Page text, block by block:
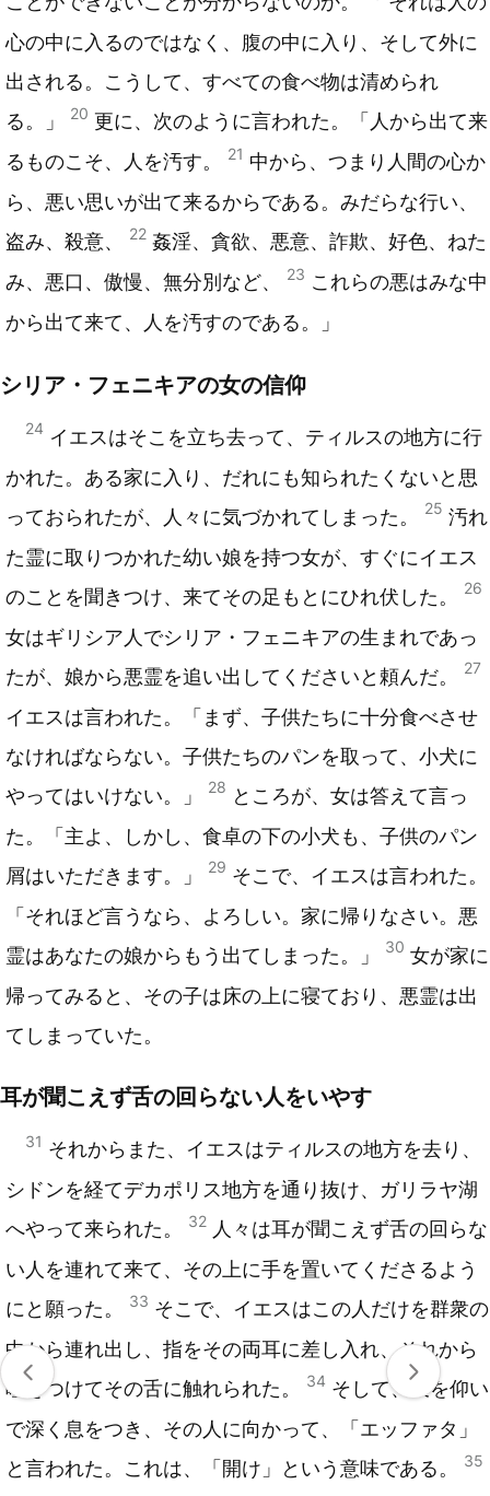
心の中に入るのではなく、腹の中に入り、そして外に
出される。こうして、すべての食べ物は清められ
る。」
20 更に、次のように言われた。「人から出て来
るものこそ、人を汚す。
21 中から、つまり人間の心か
ら、悪い思いが出て来るからである。みだらな行い、
盗み、殺意、
22 姦淫、貪欲、悪意、詐欺、好色、ねた
み、悪口、傲慢、無分別など、
23 これらの悪はみな中
から出て来て、人を汚すのである。」
シリア・フェニキアの女の信仰
24 イエスはそこを立ち去って、ティルスの地方に行
かれた。ある家に入り、だれにも知られたくないと思
っておられたが、人々に気づかれてしまった。
25 汚れ
た霊に取りつかれた幼い娘を持つ女が、すぐにイエス
のことを聞きつけ、来てその足もとにひれ伏した。
26
女はギリシア人でシリア・フェニキアの生まれであっ
たが、娘から悪霊を追い出してくださいと頼んだ。
27
イエスは言われた。「まず、子供たちに十分食べさせ
なければならない。子供たちのパンを取って、小犬に
やってはいけない。」
28 ところが、女は答えて言っ
た。「主よ、しかし、食卓の下の小犬も、子供のパン
屑はいただきます。」
29 そこで、イエスは言われた。
「それほど言うなら、よろしい。家に帰りなさい。悪
霊はあなたの娘からもう出てしまった。」
30 女が家に
帰ってみると、その子は床の上に寝ており、悪霊は出
てしまっていた。
耳が聞こえず舌の回らない人をいやす
31 それからまた、イエスはティルスの地方を去り、
シドンを経てデカポリス地方を通り抜け、ガリラヤ湖
へやって来られた。
32 人々は耳が聞こえず舌の回らな
い人を連れて来て、その上に手を置いてくださるよう
にと願った。
33 そこで、イエスはこの人だけを群衆の
中から連れ出し、指をその両耳に差し入れ、それから
唾をつけてその舌に触れられた。
34 そして、天を仰い
で深く息をつき、その人に向かって、「エッファタ」
と言われた。これは、「開け」という意味である。
35